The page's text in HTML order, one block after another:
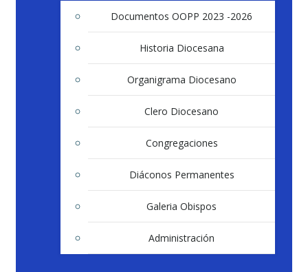
Documentos OOPP 2023 -2026
Historia Diocesana
Organigrama Diocesano
Clero Diocesano
Congregaciones
Diáconos Permanentes
Galeria Obispos
Administración